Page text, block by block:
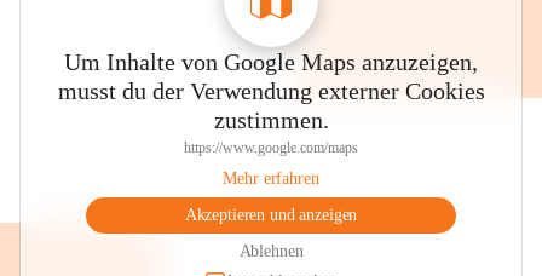
Um Inhalte von Google Maps anzuzeigen,
musst du der Verwendung externer Cookies
zustimmen.
https://www.google.com/maps
Mehr erfahren
Akzeptieren und anzeigen
Ablehnen